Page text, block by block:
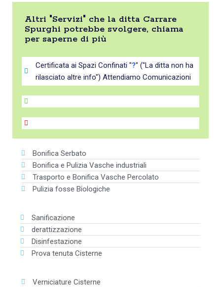
Altri "Servizi" che la ditta Carrare
Spurghi potrebbe svolgere, chiama
per saperne di più
Certificata ai Spazi Confinati "?" ("La ditta non ha
rilasciato altre info") Attendiamo Comunicazioni
Bonifica Serbato
Bonifica e Pulizia Vasche industriali
Trasporto e Bonifica Vasche Percolato
Pulizia fosse Biologiche
Sanificazione
derattizzazione
Disinfestazione
Prova tenuta Cisterne
Verniciature Cisterne